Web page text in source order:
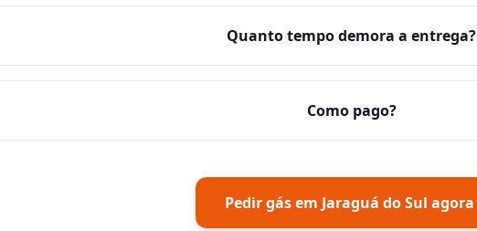
Quanto tempo demora a entrega?
Como pago?
Pedir gás em Jaraguá do Sul agora